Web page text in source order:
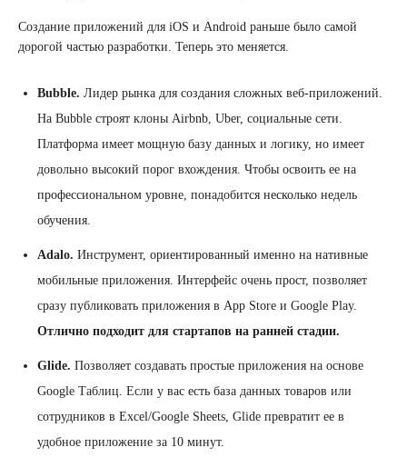
Создание приложений для iOS и Android раньше было самой
дорогой частью разработки. Теперь это меняется.
Bubble. Лидер рынка для создания сложных веб-приложений.
На Bubble строят клоны Airbnb, Uber, социальные сети.
Платформа имеет мощную базу данных и логику, но имеет
довольно высокий порог вхождения. Чтобы освоить ее на
профессиональном уровне, понадобится несколько недель
обучения.
Adalo. Инструмент, ориентированный именно на нативные
мобильные приложения. Интерфейс очень прост, позволяет
сразу публиковать приложения в App Store и Google Play.
Отлично подходит для стартапов на ранней стадии.
Glide. Позволяет создавать простые приложения на основе
Google Таблиц. Если у вас есть база данных товаров или
сотрудников в Excel/Google Sheets, Glide превратит ее в
удобное приложение за 10 минут.